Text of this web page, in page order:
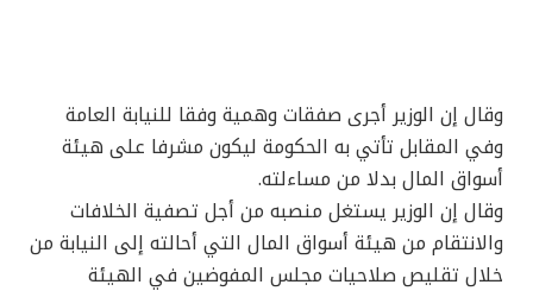
وقال إن الوزير أجرى صفقات وهمية وفقا للنيابة العامة
وفي المقابل تأتي به الحكومة ليكون مشرفا على هيئة
أسواق المال بدلا من مساءلته.
وقال إن الوزير يستغل منصبه من أجل تصفية الخلافات
والانتقام من هيئة أسواق المال التي أحالته إلى النيابة من
خلال تقليص صلاحيات مجلس المفوضين في الهيئة